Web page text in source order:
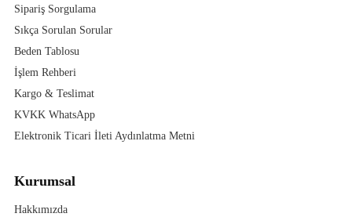
Sipariş Sorgulama
Sıkça Sorulan Sorular
Beden Tablosu
İşlem Rehberi
Kargo & Teslimat
KVKK WhatsApp
Elektronik Ticari İleti Aydınlatma Metni
Kurumsal
Hakkımızda